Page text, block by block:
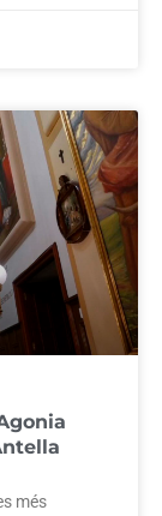
més